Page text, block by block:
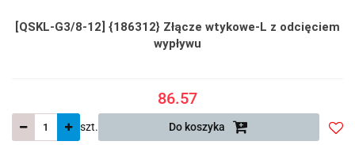
[QSKL-G3/8-12] {186312} Złącze wtykowe-L z odcięciem
wypływu
86.57
szt. Do koszyka